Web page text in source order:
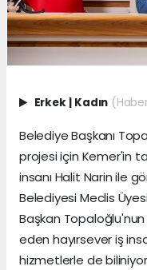
Erkek Kadın
Belediye Başkanı
projesi için Kemer'in
insanı Halit Narin ile
Belediyesi Meclis
Başkan
eden hayırsever iş
hizmetlerle de